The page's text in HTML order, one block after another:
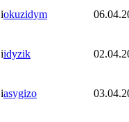
iokuzidym
iidyzik
iasygizo